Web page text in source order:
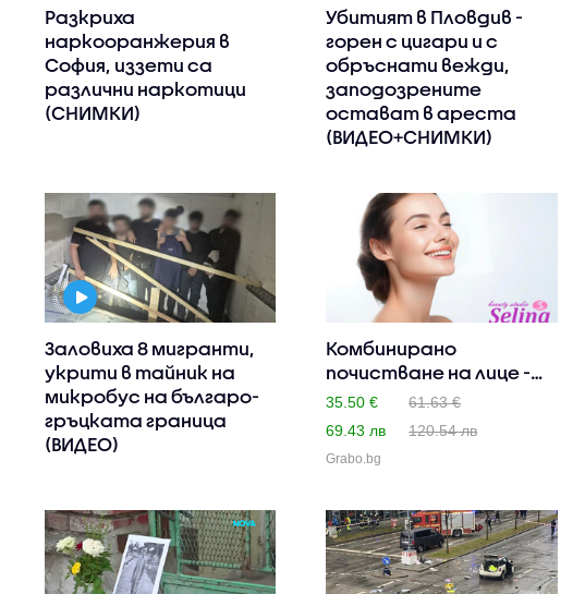
Разкриха
наркооранжерия в
София, иззети са
различни наркотици
(СНИМКИ)
Убитият в Пловдив -
горен с цигари и с
обръснати вежди,
заподозрените
остават в ареста
(ВИДЕО+СНИМКИ)
Заловиха 8 мигранти,
укрити в тайник на
микробус на българо-
гръцката граница
(ВИДЕО)
Комбинирано
почистване на лице -
апаратно и ..
35.50 €
61.63 €
69.43 лв
120.54 лв
Grabo.bg